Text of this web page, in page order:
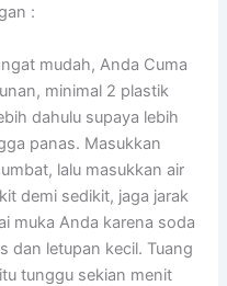
:
mudah, Anda Cuma
minimal 2 plastik
dahulu supaya lebih
panas. Masukkan
lalu masukkan air
demi sedikit, jaga jarak
muka Anda karena soda
dan letupan kecil. Tuang
tunggu sekian menit